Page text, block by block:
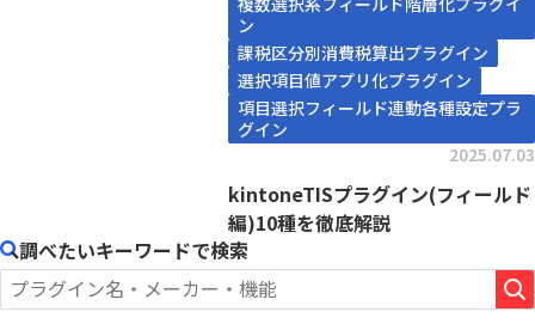
ン
課税区分別消費税算出プラグイン
選択項目値アプリ化プラグイン
項目選択フィールド連動各種設定プラ
グイン
2025.07.03
kintoneTISプラグイン(フィールド
編)10種を徹底解説
調べたいキーワードで検索